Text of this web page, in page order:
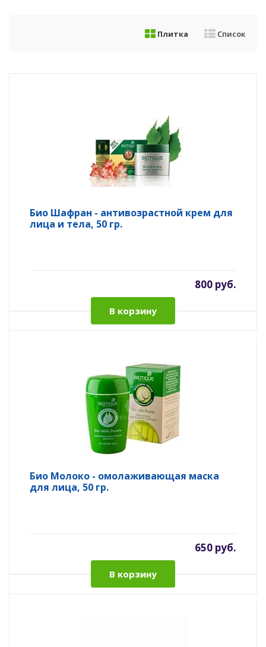
Плитка Список
Био Шафран - антивозрастной крем для
лица и тела, 50 гр.
800 руб.
В корзину
Био Молоко - омолаживающая маска
для лица, 50 гр.
650 руб.
В корзину